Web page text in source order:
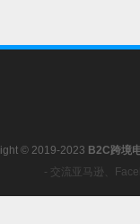
© 2019-2023 B2C跨境
- 交流亚马逊、